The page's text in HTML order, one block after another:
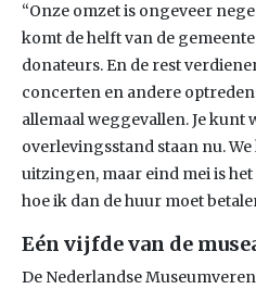
“Onze omzet is ongeveer
komt de helft van de
donateurs. En de rest
concerten en andere
allemaal weggevallen. Je kunt
overlevingsstand staan nu.
uitzingen, maar eind mei is
hoe ik dan de huur moet
Eén vijfde van de
De Nederlandse